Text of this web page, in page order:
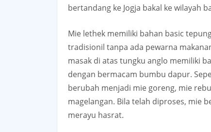
bertandang ke Jogja bakal ke wilayah
Mie lethek memiliki bahan basic
tradisionil tanpa ada pewarna
masak di atas tungku anglo memiliki
dengan bermacam bumbu dapur.
berubah menjadi mie goreng, mie
magelangan. Bila telah diproses, mie
merayu hasrat.